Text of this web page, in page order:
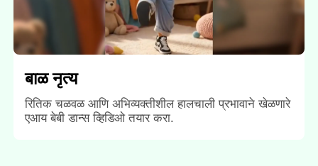
बाळ नृत्य
रितिक चळवळ आणि अभिव्यक्तीशील हालचाली प्रभावाने खेळणारे
एआय बेबी डान्स व्हिडिओ तयार करा.